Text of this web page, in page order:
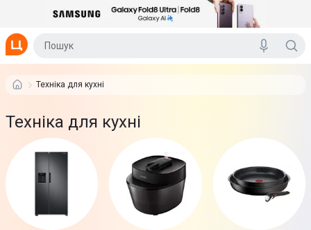
Техніка для кухні
Техніка для кухні